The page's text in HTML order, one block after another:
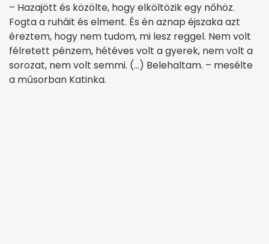
– Hazajött és közölte, hogy elköltözik egy nőhöz.
Fogta a ruháit és elment. És én aznap éjszaka azt
éreztem, hogy nem tudom, mi lesz reggel. Nem volt
félretett pénzem, hétéves volt a gyerek, nem volt a
sorozat, nem volt semmi. (…) Belehaltam. – mesélte
a műsorban Katinka.